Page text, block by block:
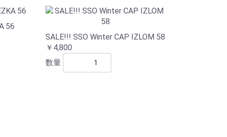
56
SALE!!! SSO Winter CAP IZLOM 58
￥4,800
数量